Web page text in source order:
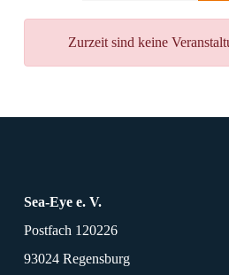
Zurzeit sind keine
Sea-Eye e. V.
Postfach 120226
93024 Regensburg